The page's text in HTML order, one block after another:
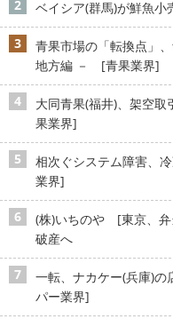
ベイシア(群馬)が鮮魚
青果市場の「転換点」
地方編 － [青果業界]
大同青果(福井)、架空
果業界]
相次ぐシステム障害、
業界]
(株)いちのや [東京、弁
破産へ
一転、ナカケー(兵庫)
パー業界]